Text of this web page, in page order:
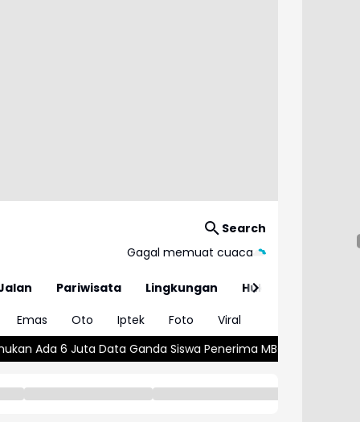
Search
Gagal memuat cuaca
Pariwisata Lingkungan
Hukum
Emas Oto Iptek Foto
Viral
Penerima MBG Wajar atau Bahaya? , Kenali 5 Penyebab